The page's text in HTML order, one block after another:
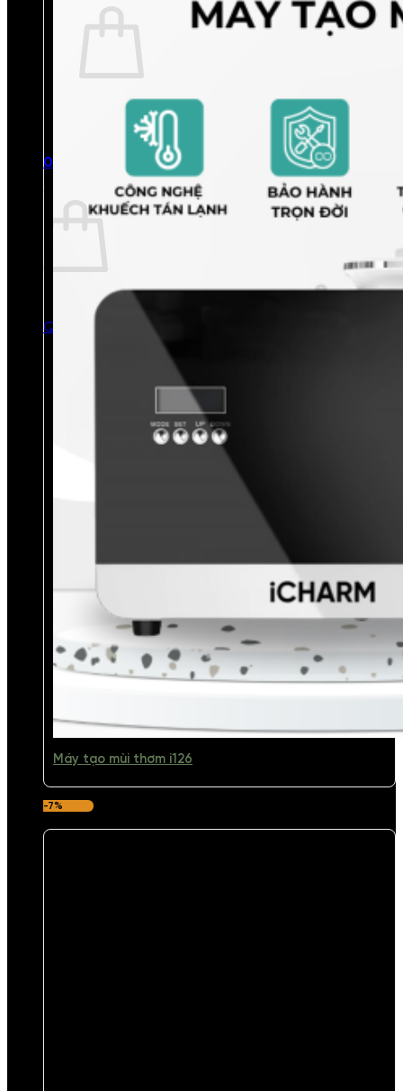
Chưa có sản phẩm trong giỏ hàng.
Quay trở lại cửa hàng
0
Giỏ hàng
Chưa có sản phẩm trong giỏ hàng.
Quay trở lại cửa hàng
Máy tạo mùi thơm i126
-7%